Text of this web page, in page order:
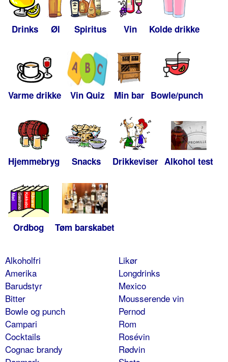
Drinks Øl Spiritus Vin Kolde drikke
Varme drikke Vin Quiz Min bar Bowle/punch
Hjemmebryg Snacks Drikkeviser Alkohol test
Ordbog Tøm barskabet
Alkoholfri
Amerika
Barudstyr
Bitter
Bowle og punch
Campari
Cocktails
Cognac brandy
Likør
Longdrinks
Mexico
Mousserende vin
Pernod
Rom
Rosévin
Rødvin